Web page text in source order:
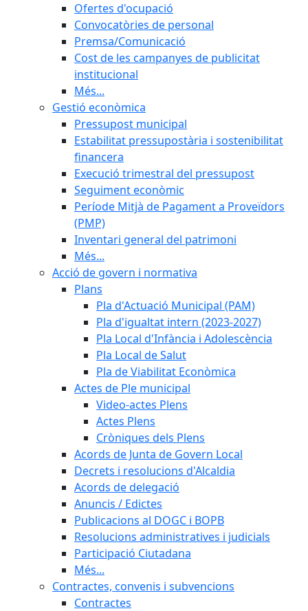
Ofertes d'ocupació
Convocatòries de personal
Premsa/Comunicació
Cost de les campanyes de publicitat
institucional
Més...
Gestió econòmica
Pressupost municipal
Estabilitat pressupostària i sostenibilitat
financera
Execució trimestral del pressupost
Seguiment econòmic
Període Mitjà de Pagament a Proveïdors
(PMP)
Inventari general del patrimoni
Més...
Acció de govern i normativa
Plans
Pla d'Actuació Municipal (PAM)
Pla d'igualtat intern (2023-2027)
Pla Local d'Infància i Adolescència
Pla Local de Salut
Pla de Viabilitat Econòmica
Actes de Ple municipal
Video-actes Plens
Actes Plens
Cròniques dels Plens
Acords de Junta de Govern Local
Decrets i resolucions d'Alcaldia
Acords de delegació
Anuncis / Edictes
Publicacions al DOGC i BOPB
Resolucions administratives i judicials
Participació Ciutadana
Més...
Contractes, convenis i subvencions
Contractes